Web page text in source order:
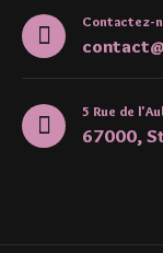
Contactez-
5 Rue de
67000,